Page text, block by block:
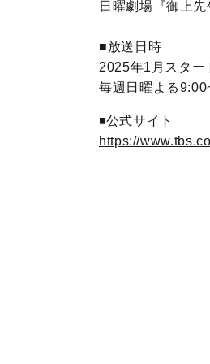
日曜劇場『御上先
■放送日時
2025年1月スター
毎週日曜よる
◾️公式サイト
https://